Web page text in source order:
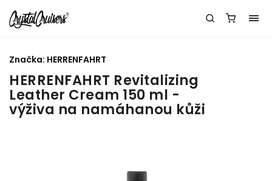
HERRENFAHRT Revitalizing
Leather Cream 150 ml -
výživa na namáhanou kůži
Značka: HERRENFAHRT